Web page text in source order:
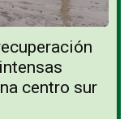
centro sur